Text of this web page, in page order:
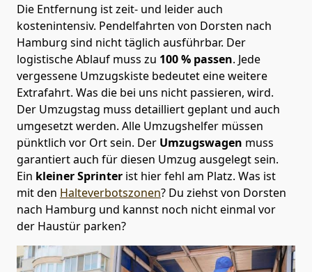
Die Entfernung ist zeit- und leider auch
kostenintensiv. Pendelfahrten von Dorsten nach
Hamburg sind nicht täglich ausführbar. Der
logistische Ablauf muss zu 100 % passen. Jede
vergessene Umzugskiste bedeutet eine weitere
Extrafahrt. Was die bei uns nicht passieren, wird.
Der Umzugstag muss detailliert geplant und auch
umgesetzt werden. Alle Umzugshelfer müssen
pünktlich vor Ort sein. Der Umzugswagen muss
garantiert auch für diesen Umzug ausgelegt sein.
Ein kleiner Sprinter ist hier fehl am Platz. Was ist
mit den Halteverbotszonen? Du ziehst von Dorsten
nach Hamburg und kannst noch nicht einmal vor
der Haustür parken?